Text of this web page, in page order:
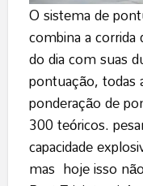
O sistema de
combina a
do dia com suas
pontuação, todas
ponderação de
300 teóricos.
capacidade
mas hoje isso